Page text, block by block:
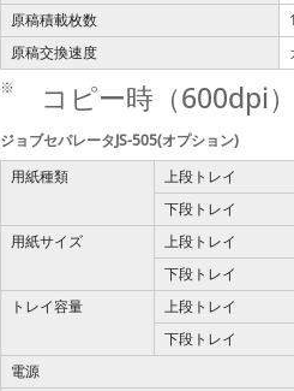
原稿積載枚数
原稿交換速度
※
コピー時（600dpi
ジョブセパレータJS-505(オプション)
用紙種類
上段トレイ
下段トレイ
用紙サイズ
上段トレイ
下段トレイ
トレイ容量
上段トレイ
下段トレイ
電源